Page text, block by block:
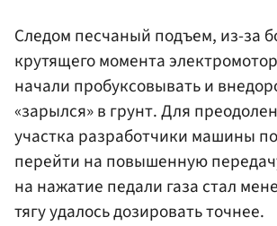
Следом песчаный подъем, из-за
крутящего момента
начали пробуксовывать и
«зарылся» в грунт. Для
участка разработчики машины
перейти на повышенную
на нажатие педали газа стал
тягу удалось дозировать точнее.